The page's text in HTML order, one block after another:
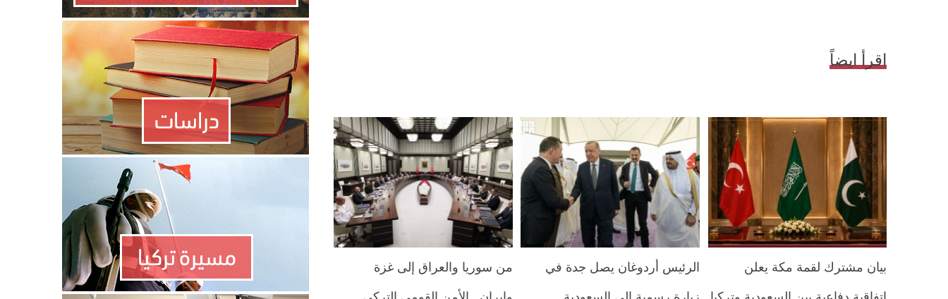
اقرأ ايضاً
بيان مشترك لقمة مكة يعلن الرئيس أردوغان يصل جدة في من سوريا والعراق إلى غزة